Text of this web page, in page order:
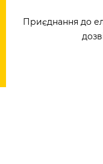
Приєднання до